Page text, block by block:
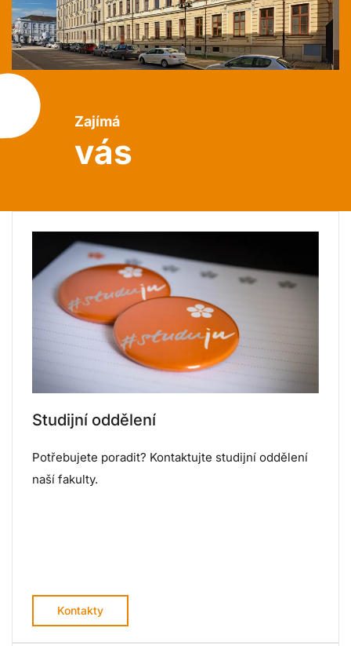
Zajímá
vás
Studijní oddělení
Potřebujete poradit? Kontaktujte studijní oddělení
naší fakulty.
Kontakty